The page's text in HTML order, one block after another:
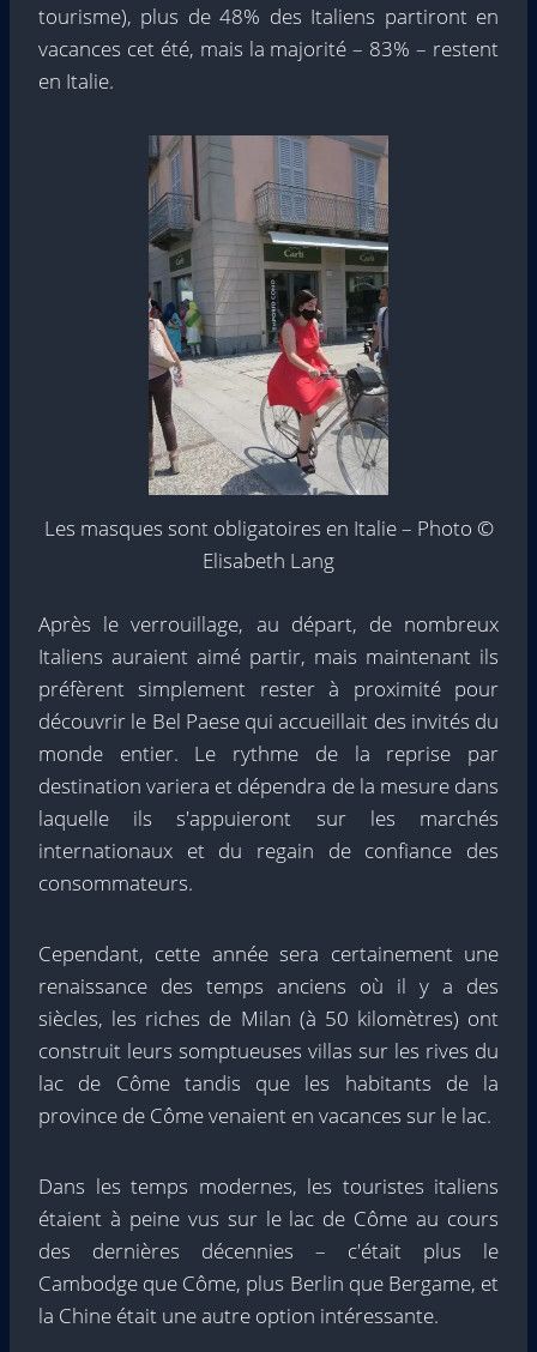
tourisme), plus de 48% des Italiens partiront en
vacances cet été, mais la majorité – 83% – restent
en Italie.
Les masques sont obligatoires en Italie – Photo ©
Elisabeth Lang
Après le verrouillage, au départ, de nombreux
Italiens auraient aimé partir, mais maintenant ils
préfèrent simplement rester à proximité pour
découvrir le Bel Paese qui accueillait des invités du
monde entier. Le rythme de la reprise par
destination variera et dépendra de la mesure dans
laquelle ils s'appuieront sur les marchés
internationaux et du regain de confiance des
consommateurs.
Cependant, cette année sera certainement une
renaissance des temps anciens où il y a des
siècles, les riches de Milan (à 50 kilomètres) ont
construit leurs somptueuses villas sur les rives du
lac de Côme tandis que les habitants de la
province de Côme venaient en vacances sur le lac.
Dans les temps modernes, les touristes italiens
étaient à peine vus sur le lac de Côme au cours
des dernières décennies – c'était plus le
Cambodge que Côme, plus Berlin que Bergame, et
la Chine était une autre option intéressante.